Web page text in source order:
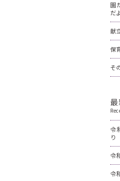
園
だ
献
保
そ
令
り
令
令